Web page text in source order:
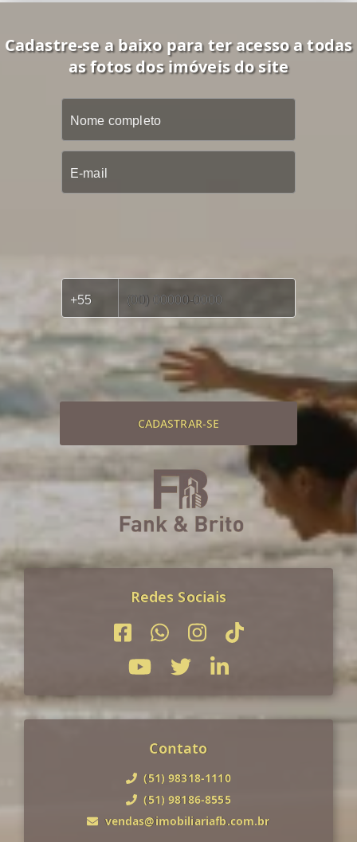
Cadastre-se a baixo para ter acesso a todas
as fotos dos imóveis do site
CADASTRAR-SE
Redes Sociais
Contato
(51) 98318-1110
(51) 98186-8555
vendas@imobiliariafb.com.br